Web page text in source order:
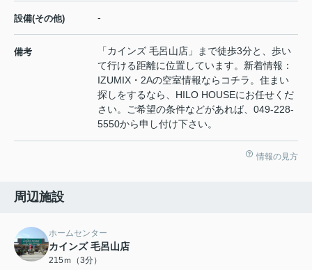
設備(その他) -
備考
「カインズ 毛呂山店」まで徒歩3分と、歩い
て行ける距離に位置しています。新着情報：
IZUMIX・2Aの空室情報ならコチラ。住まい
探しをするなら、HILO HOUSEにお任せくだ
さい。ご希望の条件などがあれば、049-228-
5550から申し付け下さい。
情報の見方
周辺施設
ホームセンター
カインズ 毛呂山店
215ｍ（3分）